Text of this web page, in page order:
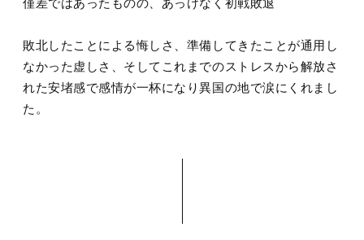
僅差ではあったものの、あっけなく初戦敗退
敗北したことによる悔しさ、準備してきたことが通用し
なかった虚しさ、そしてこれまでのストレスから解放さ
れた安堵感で感情が一杯になり異国の地で涙にくれまし
た。